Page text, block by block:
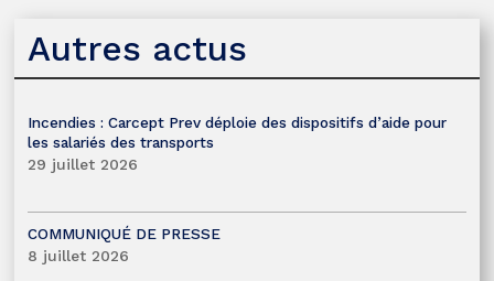
Autres actus
Incendies : Carcept Prev déploie des dispositifs d’aide pour
les salariés des transports
29 juillet 2026
COMMUNIQUÉ DE PRESSE
8 juillet 2026